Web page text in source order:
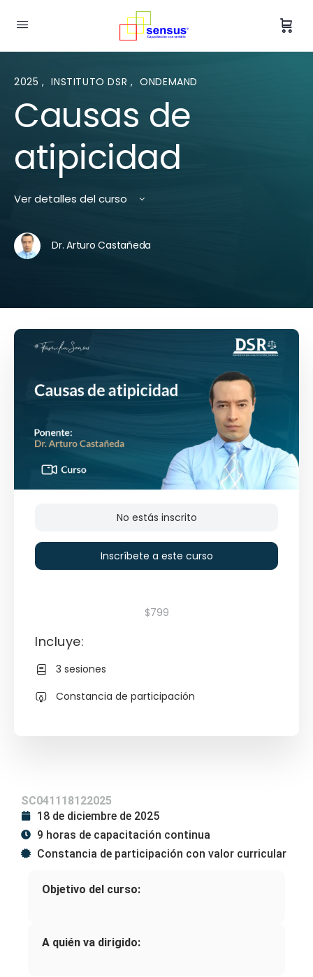
2025, INSTITUTO DSR , ONDEMAND
Causas de
atipicidad
Ver detalles del curso
Dr. Arturo Castañeda
SC041118122025
18 de diciembre de 2025
9 horas de capacitación continua
Constancia de participación con valor curricular
Objetivo del curso:
A quién va dirigido:
No estás inscrito
Inscríbete a este curso
$799
Incluye:
3 sesiones
Constancia de participación